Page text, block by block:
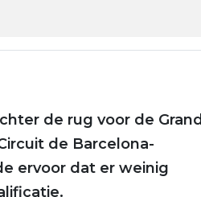
de rug voor de Grand
de Barcelona-
ervoor dat er weinig